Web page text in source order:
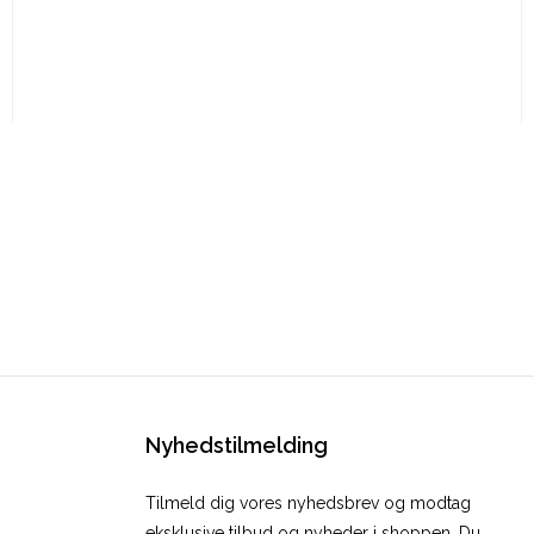
Nyhedstilmelding
Tilmeld dig vores nyhedsbrev og modtag